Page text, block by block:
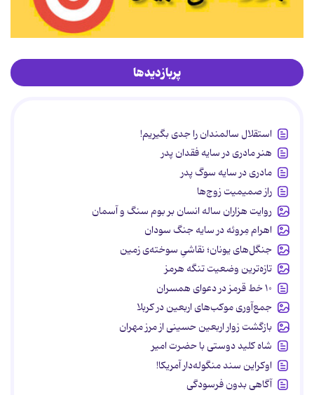
پربازدیدها
استقلال سالمندان را جدی بگیریم!
هنر مادری در سایه‌ فقدان پدر
مادری در سایه سوگ پدر
راز صمیمیت زوج‌ها
روایت هزاران ساله انسان بر بوم سنگ و آسمان
اهرام مِروئه در سایه جنگ سودان
جنگل‌های یونان؛ نقاشیِ سوخته‌ی زمین
تازه‌ترین وضعیت تنگه هرمز
۱۰ خط قرمز در دعوای همسران
جمع‌آوری موکب‌های اربعین در کربلا
بازگشت زوار اربعین حسینی از مرز مهران
شاه کلید دوستی با حضرت امیر
اوکراین سند منگوله‌دار آمریکا!
آگاهی بدون فرسودگی